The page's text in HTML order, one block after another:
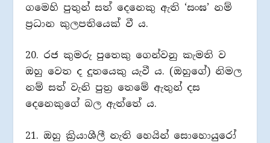
ගමෙහි පුතුන් සත් දෙනෙකු ඇති ‘සංඝ’ නම්
ප්‍රධාන කුලපතියෙක් වී ය.
20. රජ කුමරු පුතෙකු ගෙන්වනු කැමති ව
ඔහු වෙත ද දූතයෙකු යැවී ය. (ඔහුගේ) නිමල
නම් සත් වැනි පුත්‍ර තෙමේ ඇතුන් දස
දෙනෙකුගේ බල ඇත්තේ ය.
21. ඔහු ක්‍රියාශීලී නැති හෙයින් සොහොයුරෝ